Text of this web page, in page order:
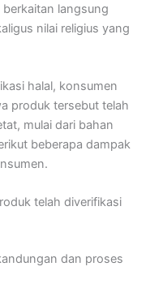
langsung
nilai religius yang
halal, konsumen
produk tersebut telah
mulai dari bahan
beberapa dampak
telah diverifikasi
dan proses